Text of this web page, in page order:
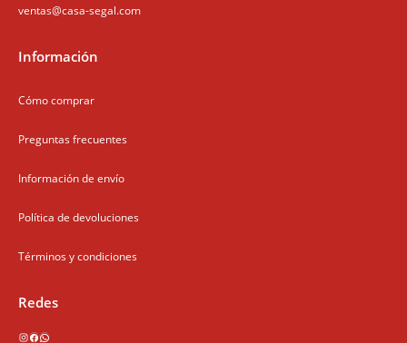
ventas@casa-segal.com
Información
Cómo comprar
Preguntas frecuentes
Información de envío
Política de devoluciones
Términos y condiciones
Redes
Instagram
Facebook
WhatsApp